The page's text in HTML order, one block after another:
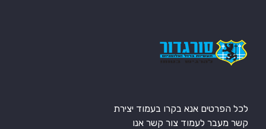
לכל הפרטים אנא בקרו בעמוד יצירת
קשר מעבר לעמוד צור קשר אנו